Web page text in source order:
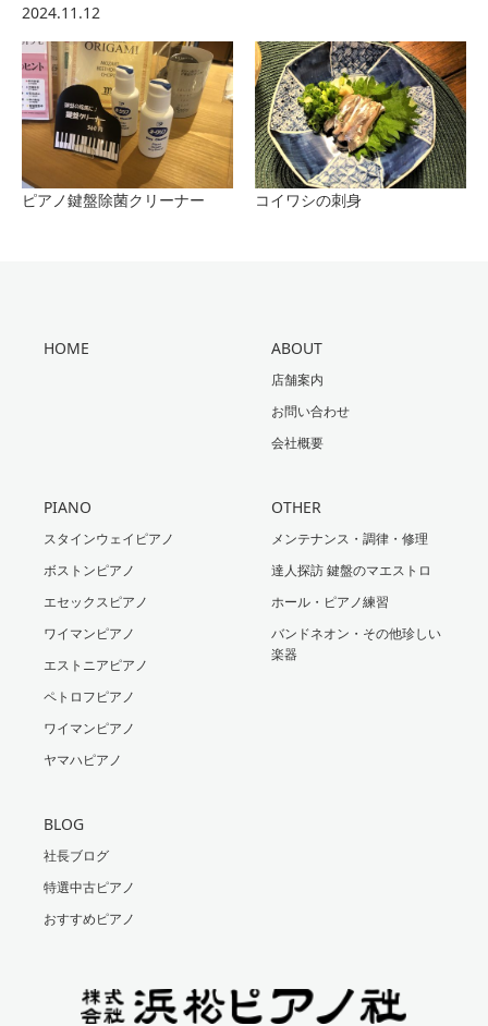
2024.11.12
ピアノ鍵盤除菌クリーナー コイワシの刺身
HOME ABOUT
店舗案内
お問い合わせ
会社概要
PIANO
スタインウェイピアノ
ボストンピアノ
エセックスピアノ
ワイマンピアノ
エストニアピアノ
ペトロフピアノ
ワイマンピアノ
ヤマハピアノ
OTHER
メンテナンス・調律・修理
達人探訪 鍵盤のマエストロ
ホール・ピアノ練習
バンドネオン・その他珍しい
楽器
BLOG
社長ブログ
特選中古ピアノ
おすすめピアノ